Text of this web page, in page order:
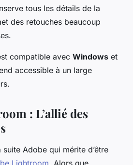
tous les détails de la
des retouches beaucoup
compatible avec Windows et
accessible à un large
: L’allié des
Adobe qui mérite d’être
Lightroom. Alors que